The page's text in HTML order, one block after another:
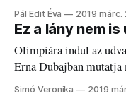
Pál Edit Éva 2019 márc.
Ez a lány nem
Olimpiára indul az
Erna Dubajban mutatja
érdemes álmodni és
Simó Veronika 2019